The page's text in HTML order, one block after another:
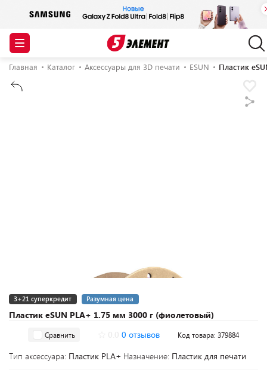
Главная Каталог Аксессуары для 3D печати ESUN Пластик
Пластик eSUN PLA+ 1.75 мм 3000 г (фиолетовый)
3+21 суперкредит Разумная цена
Сравнить 0 отзывов Код товара: 379884
Тип аксессуара: Пластик PLA+ Назначение: Пластик для печати